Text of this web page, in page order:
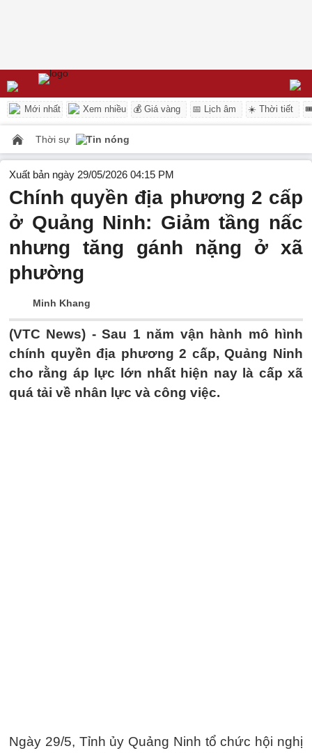
Mới nhất Xem nhiều 💰 Giá vàng 📅 Lịch âm ☀️ Thời tiết
Thời sự Tin nóng
Xuất bản ngày 29/05/2026 04:15 PM
Chính quyền địa phương 2 cấp
ở Quảng Ninh: Giảm tầng nấc
nhưng tăng gánh nặng ở xã
phường
Minh Khang
(VTC News) -Sau 1 năm vận hành mô hình
chính quyền địa phương 2 cấp, Quảng Ninh
cho rằng áp lực lớn nhất hiện nay là cấp xã
quá tải về nhân lực và công việc.
Ngày 29/5, Tỉnh ủy Quảng Ninh tổ chức hội nghị